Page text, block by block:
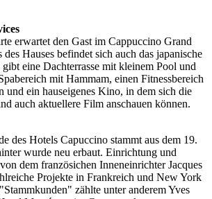
erwartet den Gast im Cappuccino Grand
Hauses befindet sich auch das japanische
eine Dachterrasse mit kleinem Pool und
mit Hammam, einen Fitnessbereich
und ein hauseigenes Kino, in dem sich die
auch aktuellere Film anschauen können.
des Hotels Capuccino stammt aus dem 19.
wurde neu erbaut. Einrichtung und
dem französichen Inneneinrichter Jacques
Projekte in Frankreich und New York
zählte unter anderem Yves